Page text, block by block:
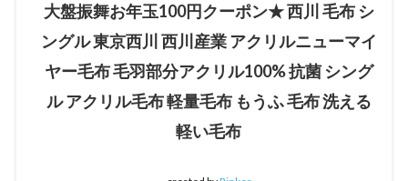
大盤振舞お年玉100円クーポン★ 西川 毛布 シ
ングル 東京西川 西川産業 アクリルニューマイ
ヤー毛布 毛羽部分アクリル100% 抗菌 シング
ル アクリル毛布 軽量毛布 もうふ 毛布 洗える
軽い毛布